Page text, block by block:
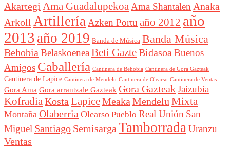
Akartegi Ama GuadalupekoaAma Shantalen Anaka
Arkoll ArtilleríaAzken Portu año 2012 año
2013 año 2019 Banda de Música Banda Música
BehobiaBelaskoeneaBeti GazteBidasoaBuenos
Amigos Caballería Cantinera de Behobia Cantinera de Gora Gazteak
Cantinera de Lapice Cantinera de Mendelu Cantinera de Olearso Cantinera de Ventas
Gora Ama Gora arrantzale Gazteak Gora GazteakJaizubía
KofradiaKostaLapiceMeakaMendeluMixta
Montaña Olaberria Olearso Pueblo Real Unión San
Miguel Santiago SemisargaTamborradaUranzu
Ventas